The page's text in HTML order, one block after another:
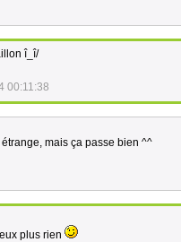
î_î/
00:11:38
mais ça passe bien ^^
plus rien